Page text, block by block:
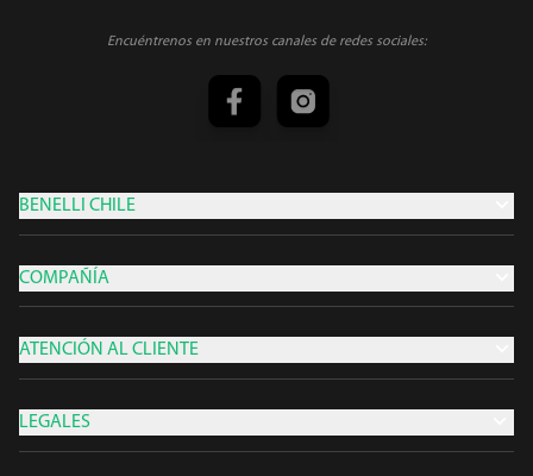
Encuéntrenos en nuestros canales de redes sociales:
BENELLI CHILE
COMPAÑÍA
ATENCIÓN AL CLIENTE
LEGALES